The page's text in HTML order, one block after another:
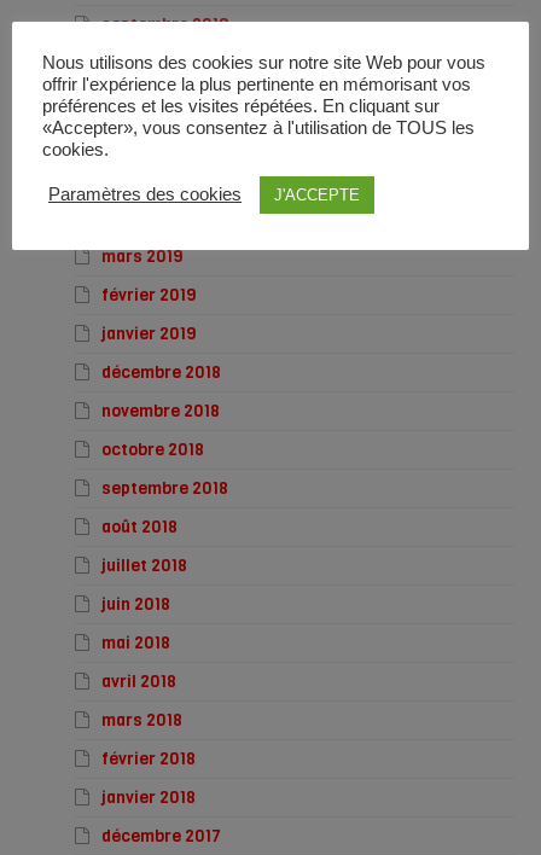
septembre 2019
août 2019
juillet 2019
juin 2019
mars 2019
février 2019
janvier 2019
décembre 2018
novembre 2018
octobre 2018
septembre 2018
août 2018
juillet 2018
juin 2018
mai 2018
avril 2018
mars 2018
février 2018
janvier 2018
décembre 2017
Nous utilisons des cookies sur notre site Web pour vous
offrir l'expérience la plus pertinente en mémorisant vos
préférences et les visites répétées. En cliquant sur
«Accepter», vous consentez à l'utilisation de TOUS les
cookies.
Paramètres des cookies J'ACCEPTE